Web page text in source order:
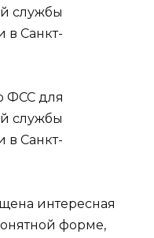
интересная
форме,